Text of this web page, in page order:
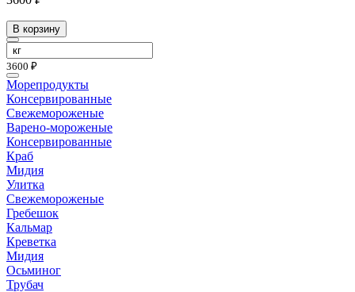
В корзину
3600 ₽
Морепродукты
Консервированные
Свежемороженые
Варено-мороженые
Консервированные
Краб
Мидия
Улитка
Свежемороженые
Гребешок
Кальмар
Креветка
Мидия
Осьминог
Трубач